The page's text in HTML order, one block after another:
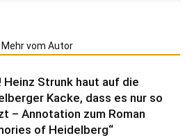
Mehr vom Autor
Heinz Strunk haut auf die
Kacke, dass es nur so
– Annotation zum Roman
of Heidelberg“